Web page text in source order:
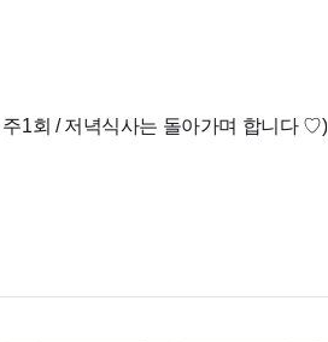
1회 / 저녁식사는 돌아가며 합니다 ♡)